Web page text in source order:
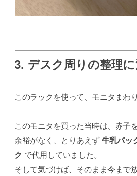
3. デスク周りの整理に
このラックを使って、モニタまわ
このモニタを買った当時は、赤子
余裕がなく、とりあえず 牛乳パッ
ク で代用していました。
そして気づけば、そのまま今まで